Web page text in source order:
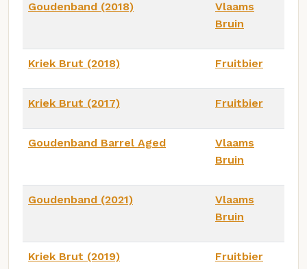
Goudenband (2018)
Vlaams
Bruin
Kriek Brut (2018) Fruitbier
Kriek Brut (2017) Fruitbier
Goudenband Barrel Aged
Vlaams
Bruin
Goudenband (2021)
Vlaams
Bruin
Kriek Brut (2019) Fruitbier